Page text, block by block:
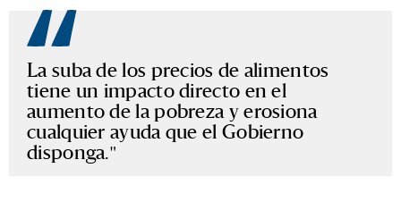
La suba de los precios de alimentos
tiene un impacto directo en el
aumento de la pobreza y erosiona
cualquier ayuda que el Gobierno
disponga.